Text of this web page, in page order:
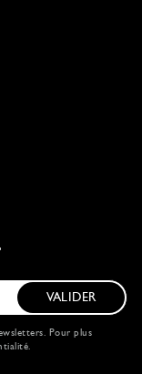
VALIDER
Pour plus
.